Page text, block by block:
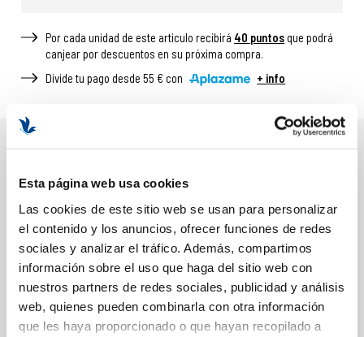
Esta página web usa cookies
Las cookies de este sitio web se usan para personalizar
el contenido y los anuncios, ofrecer funciones de redes
sociales y analizar el tráfico. Además, compartimos
información sobre el uso que haga del sitio web con
nuestros partners de redes sociales, publicidad y análisis
web, quienes pueden combinarla con otra información
que les haya proporcionado o que hayan recopilado a
Por cada unidad de este articulo recibirá 40 puntos que podrá
canjear por descuentos en su próxima compra.
Divide tu pago desde 55 € con
+ info
BENEFICIOS Y PROPIEDADES
Acción despigmentante
Previene nuevas manchas
Protección frente al sol
Unifica el tono
Ayuda a prevenir el fotoenvejecimiento
Hidratación y confort diario